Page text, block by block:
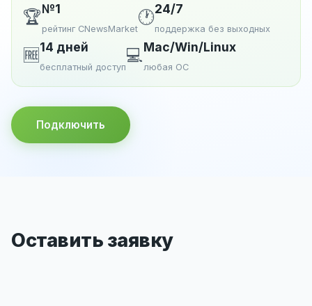
🏆№1
рейтинг CNewsMarket
🕐24/7
поддержка без выходных
🆓14 дней
бесплатный доступ
💻Mac/Win/Linux
любая ОС
Подключить
Оставить заявку